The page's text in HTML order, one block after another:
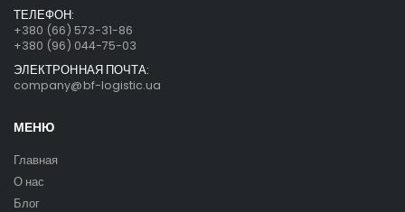
ТЕЛЕФОН:
+380 (66) 573-31-86
+380 (96) 044-75-03
ЭЛЕКТРОННАЯ ПОЧТА:
company@bf-logistic.ua
МЕНЮ
Главная
О нас
Блог